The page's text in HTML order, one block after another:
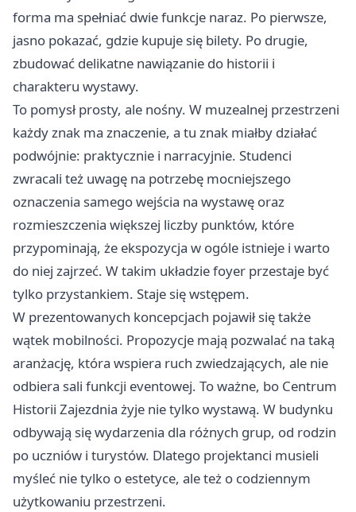
forma ma spełniać dwie funkcje naraz. Po pierwsze,
jasno pokazać, gdzie kupuje się bilety. Po drugie,
zbudować delikatne nawiązanie do historii i
charakteru wystawy.
To pomysł prosty, ale nośny. W muzealnej przestrzeni
każdy znak ma znaczenie, a tu znak miałby działać
podwójnie: praktycznie i narracyjnie. Studenci
zwracali też uwagę na potrzebę mocniejszego
oznaczenia samego wejścia na wystawę oraz
rozmieszczenia większej liczby punktów, które
przypominają, że ekspozycja w ogóle istnieje i warto
do niej zajrzeć. W takim układzie foyer przestaje być
tylko przystankiem. Staje się wstępem.
W prezentowanych koncepcjach pojawił się także
wątek mobilności. Propozycje mają pozwalać na taką
aranżację, która wspiera ruch zwiedzających, ale nie
odbiera sali funkcji eventowej. To ważne, bo Centrum
Historii Zajezdnia żyje nie tylko wystawą. W budynku
odbywają się wydarzenia dla różnych grup, od rodzin
po uczniów i turystów. Dlatego projektanci musieli
myśleć nie tylko o estetyce, ale też o codziennym
użytkowaniu przestrzeni.